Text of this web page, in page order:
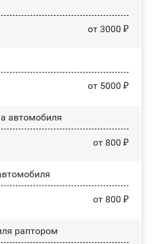
от 3000 ₽
от 5000 ₽
автомобиля
от 800 ₽
от 800 ₽
раптором